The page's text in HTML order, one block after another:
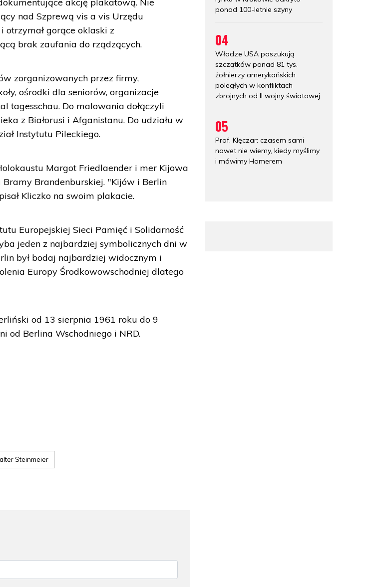
nad Szprewą vis a vis Urzędu
otrzymał gorące oklaski z
brak zaufania do rządzących.
zorganizowanych przez firmy,
ośrodki dla seniorów, organizacje
tagesschau. Do malowania dołączyli
z Białorusi i Afganistanu. Do udziału w
Instytutu Pileckiego.
Margot Friedlaender i mer Kijowa
Brandenburskiej. "Kijów i Berlin
Kliczko na swoim plakacie.
Europejskiej Sieci Pamięć i Solidarność
jeden z najbardziej symbolicznych dni w
był bodaj najbardziej widocznym i
Europy Środkowowschodniej dlatego
od 13 sierpnia 1961 roku do 9
od Berlina Wschodniego i NRD.
Steinmeier
ponad 100-letnie szyny
04
Władze USA poszukują
szczątków ponad 81 tys.
żołnierzy amerykańskich
poległych w konfliktach
zbrojnych od II wojny światowej
05
Prof. Klęczar: czasem sami
nawet nie wiemy, kiedy myślimy
i mówimy Homerem